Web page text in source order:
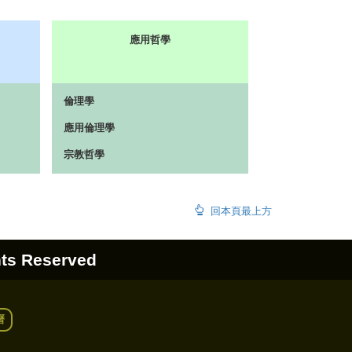
應用哲學
倫理學
應用倫理學
宗教哲學
回本頁最上方
Reserved